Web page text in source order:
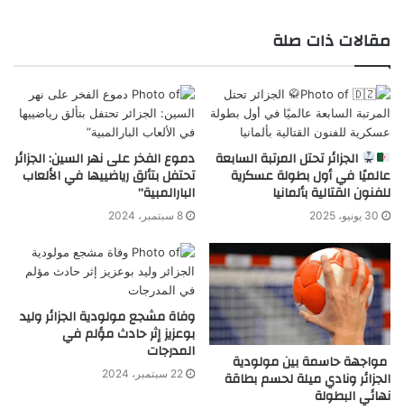
مقالات ذات صلة
الجزائر تحتل المرتبة السابعة
عالميًا في أول بطولة عسكرية
للفنون القتالية بألمانيا
30 يونيو، 2025
دموع الفخر على نهر السين: الجزائر
تحتفل بتألق رياضييها في الألعاب
البارالمبية”
8 سبتمبر، 2024
مواجهة حاسمة بين مولودية
الجزائر ونادي ميلة لحسم بطاقة
نهائي البطولة
وفاة مشجع مولودية الجزائر وليد
بوعزيز إثر حادث مؤلم في
المدرجات
22 سبتمبر، 2024